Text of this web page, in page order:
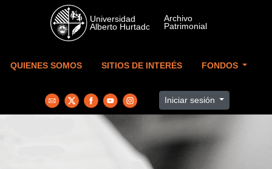
Skip to main content
QUIENES SOMOS SITIOS DE INTERÉS FONDOS
Iniciar sesión